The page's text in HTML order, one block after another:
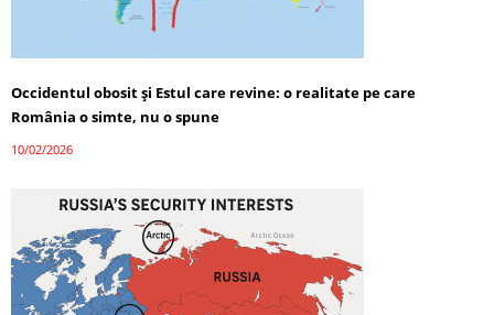
Occidentul obosit și Estul care revine: o realitate pe care
România o simte, nu o spune
10/02/2026